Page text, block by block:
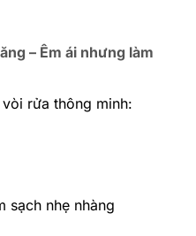
– Êm ái nhưng làm
rửa thông minh:
sạch nhẹ nhàng